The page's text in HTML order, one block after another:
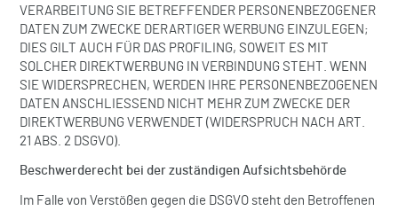
VERARBEITUNG SIE BETREFFENDER PERSONENBEZOGENER
DATEN ZUM ZWECKE DERARTIGER WERBUNG EINZULEGEN;
DIES GILT AUCH FÜR DAS PROFILING, SOWEIT ES MIT
SOLCHER DIREKTWERBUNG IN VERBINDUNG STEHT. WENN
SIE WIDERSPRECHEN, WERDEN IHRE PERSONENBEZOGENEN
DATEN ANSCHLIESSEND NICHT MEHR ZUM ZWECKE DER
DIREKTWERBUNG VERWENDET (WIDERSPRUCH NACH ART.
21 ABS. 2 DSGVO).
Beschwerde­recht bei der zuständigen Aufsichts­behörde
Im Falle von Verstößen gegen die DSGVO steht den Betroffenen